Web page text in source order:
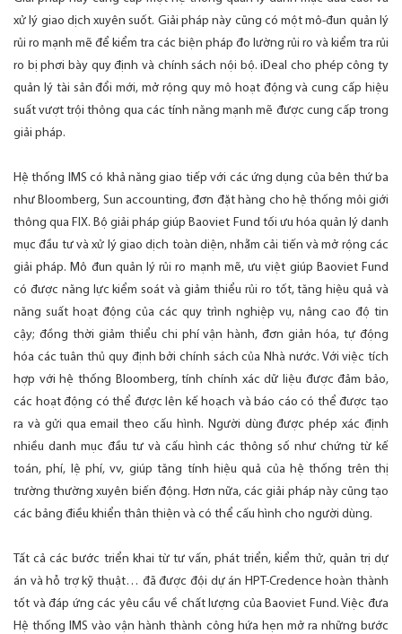
xử lý giao dịch xuyên suốt. Giải pháp này cũng có một mô-đun quản lý
rủi ro mạnh mẽ để kiểm tra các biện pháp đo lường rủi ro và kiểm tra rủi
ro bị phơi bày quy định và chính sách nội bộ. iDeal cho phép công ty
quản lý tài sản đổi mới, mở rộng quy mô hoạt động và cung cấp hiệu
suất vượt trội thông qua các tính năng mạnh mẽ được cung cấp trong
giải pháp.
Hệ thống IMS có khả năng giao tiếp với các ứng dụng của bên thứ ba
như Bloomberg, Sun accounting, đơn đặt hàng cho hệ thống môi giới
thông qua FIX. Bộ giải pháp giúp Baoviet Fund tối ưu hóa quản lý danh
mục đầu tư và xử lý giao dịch toàn diện, nhằm cải tiến và mở rộng các
giải pháp. Mô đun quản lý rủi ro mạnh mẽ, ưu việt giúp Baoviet Fund
có được năng lực kiểm soát và giảm thiểu rủi ro tốt, tăng hiệu quả và
năng suất hoạt động của các quy trình nghiệp vụ, nâng cao độ tin
cậy; đồng thời giảm thiểu chi phí vận hành, đơn giản hóa, tự động
hóa các tuân thủ quy định bởi chính sách của Nhà nước. Với việc tích
hợp với hệ thống Bloomberg, tính chính xác dữ liệu được đảm bảo,
các hoạt động có thể được lên kế hoạch và báo cáo có thể được tạo
ra và gửi qua email theo cấu hình. Người dùng được phép xác định
nhiều danh mục đầu tư và cấu hình các thông số như chứng từ kế
toán, phí, lệ phí, vv, giúp tăng tính hiệu quả của hệ thống trên thị
trường thường xuyên biến động. Hơn nữa, các giải pháp này cũng tạo
các bảng điều khiển thân thiện và có thể cấu hình cho người dùng.
Tất cả các bước triển khai từ tư vấn, phát triển, kiểm thử, quản trị dự
án và hỗ trợ kỹ thuật… đã được đội dự án HPT-Credence hoàn thành
tốt và đáp ứng các yêu cầu về chất lượng của Baoviet Fund. Việc đưa
Hệ thống IMS vào vận hành thành công hứa hẹn mở ra những bước